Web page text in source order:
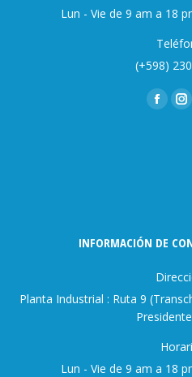
Lun - Vie de 9 am a 18
(+598)
INFORMACIÓN DE
Planta Industrial : Ruta 9
Lun - Vie de 9 am a 18